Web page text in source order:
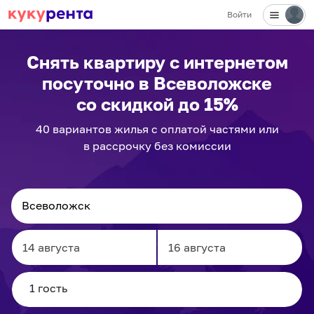
Войти
Снять квартиру с интернетом
посуточно в Всеволожске
со скидкой до 15%
40 вариантовжилья с оплатой частями или
в рассрочку без комиссии
Navigate
forward
to
Navigate
to
✕